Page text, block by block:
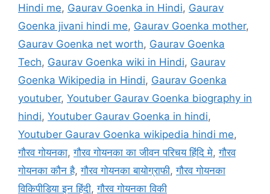
Hindi me, Gaurav Goenka in Hindi, Gaurav
Goenka jivani hindi me, Gaurav Goenka mother,
Gaurav Goenka net worth, Gaurav Goenka
Tech, Gaurav Goenka wiki in Hindi, Gaurav
Goenka Wikipedia in Hindi, Gaurav Goenka
youtuber, Youtuber Gaurav Goenka biography in
hindi, Youtuber Gaurav Goenka in hindi,
Youtuber Gaurav Goenka wikipedia hindi me,
गौरव गोयनका,गौरव गोयनका का जीवन परिचय हिंदि मे,गौरव
गोयनका कौन है,गौरव गोयनका बायोग्राफी,गौरव गोयनका
विकिपीडिया इन हिंदी,गौरव गोयनका विकी